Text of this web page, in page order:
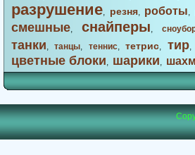
разрушение, резня, роботы,
смешные, снайперы,
танки,танцы, теннис,тетрис, тир
цветные блоки, шарики,